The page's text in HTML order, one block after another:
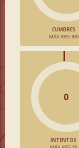
CUMBRES
MÁX. REG 309
0
INTENTOS